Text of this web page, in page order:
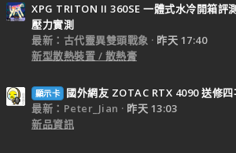
XPG TRITON II 360SE 一體式水冷開箱評
壓力實測
最新：古代靈異雙頭戰象
昨天 17:40
新型散熱裝置 / 散熱膏
顯示卡
國外網友 ZOTAC RTX 4090 送修
最新：Peter_Jian
昨天 13:03
新品資訊